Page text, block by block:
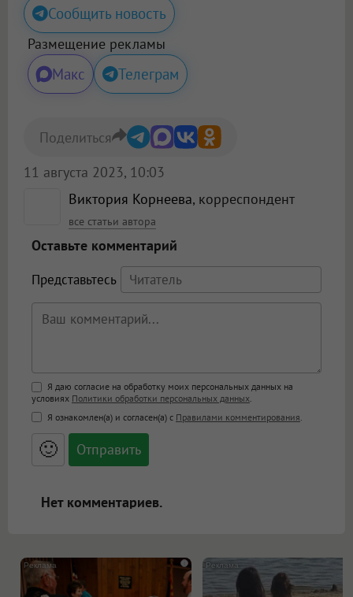
Сообщить новость
Размещение рекламы
Макс Телеграм
Виктория Корнеева, корреспондент
все статьи автора
11 августа 2023, 10:03
Поделиться
Оставьте комментарий
Представьтесь
Поддержка HTML
<b>, <strong>, <u>, <i>, <em>, <s>, <big>,
<small>, <sup>, <sub>, <pre>, <ul>, <ol>, <li>,
<blockquote>, <code> экранирует HTML,
адреса URL автоматически становятся
ссылками, и [img]адрес[/img] будет
Я даю согласие на обработку моих персональных данных на
условиях Политики обработки персональных данных
Я ознакомлен(а) и согласен(а) с Правилами комментирования
🙂
Нет комментариев.
i